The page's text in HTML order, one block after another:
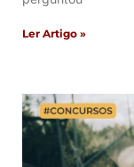
Ler Artigo »